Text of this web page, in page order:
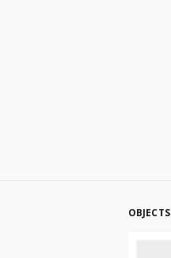
OBJECTS